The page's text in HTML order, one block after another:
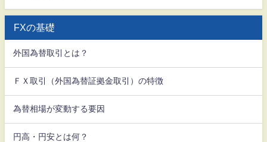
FXの基礎
外国為替取引とは？
ＦＸ取引（外国為替証拠金取引）の特徴
為替相場が変動する要因
円高・円安とは何？